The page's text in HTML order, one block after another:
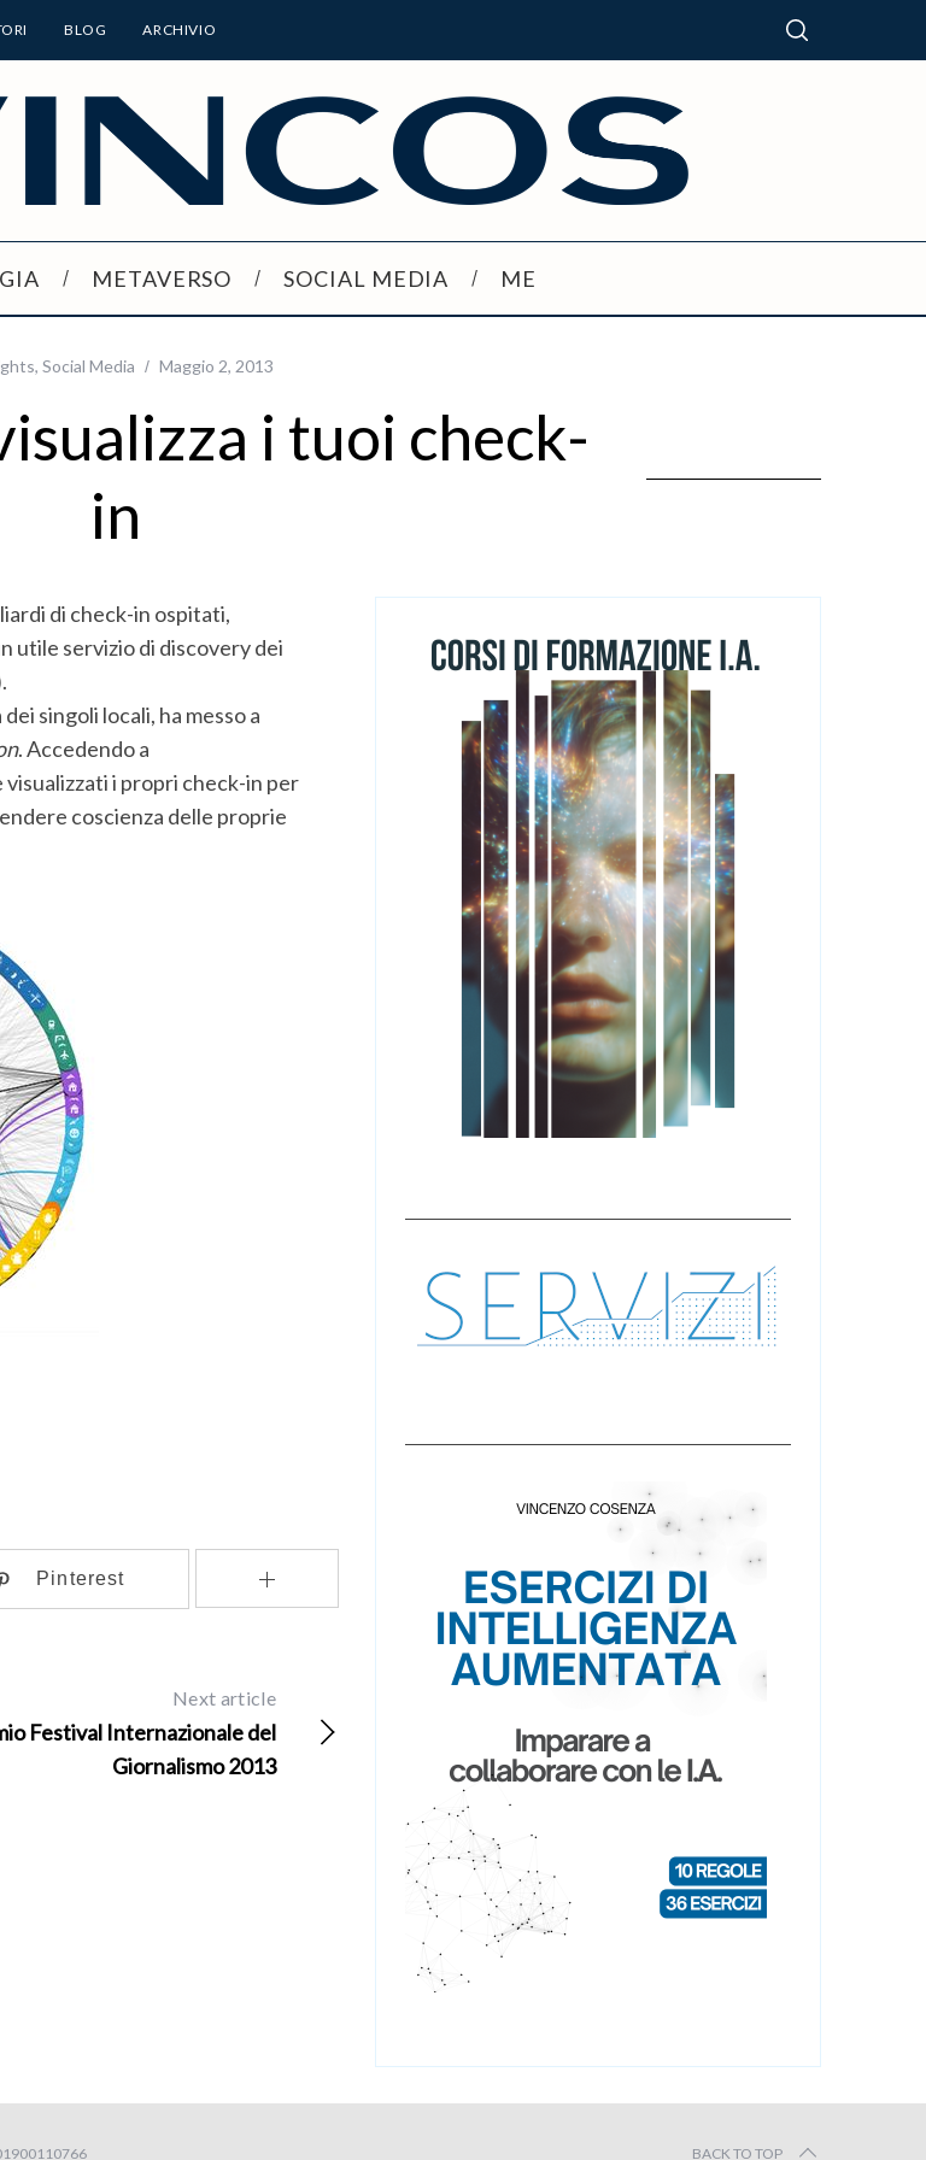
BLOG ARCHIVIO
METAVERSO SOCIAL MEDIA ME
, Social Media Maggio 2, 2013
i tuoi check-
in
di check-in ospitati,
utile servizio di discovery dei
singoli locali, ha messo a
. Accedendo a
visualizzati i propri check-in per
coscienza delle proprie
Pinterest
Next article
Festival Internazionale del
Giornalismo 2013
BACK TO TOP